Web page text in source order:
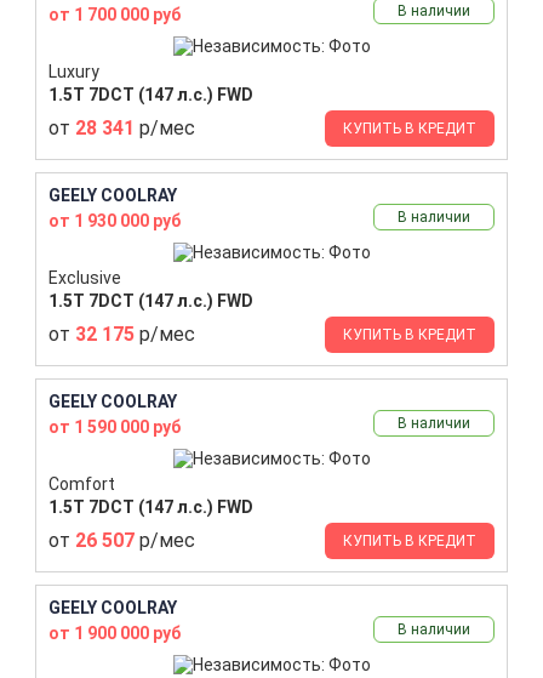
от 1 700 000 руб
В наличии
Luxury
1.5T 7DCT (147 л.с.) FWD
от 28 341 р/мес КУПИТЬ В КРЕДИТ
GEELY COOLRAY
от 1 930 000 руб
В наличии
Exclusive
1.5T 7DCT (147 л.с.) FWD
от 32 175 р/мес КУПИТЬ В КРЕДИТ
GEELY COOLRAY
от 1 590 000 руб
В наличии
Comfort
1.5T 7DCT (147 л.с.) FWD
от 26 507 р/мес КУПИТЬ В КРЕДИТ
GEELY COOLRAY
от 1 900 000 руб
В наличии